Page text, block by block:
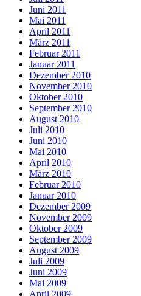
Juni 2011
Mai 2011
April 2011
März 2011
Februar 2011
Januar 2011
Dezember 2010
November 2010
Oktober 2010
September 2010
August 2010
Juli 2010
Juni 2010
Mai 2010
April 2010
März 2010
Februar 2010
Januar 2010
Dezember 2009
November 2009
Oktober 2009
September 2009
August 2009
Juli 2009
Juni 2009
Mai 2009
April 2009